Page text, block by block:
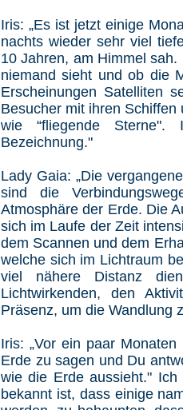
Iris: „Es ist jetzt einige
nachts wieder sehr viel
10 Jahren, am Himmel
niemand sieht und ob die
Erscheinungen Satelliten
Besucher mit ihren
wie “fliegende
Bezeichnung."
Lady Gaia: „Die
sind die
Atmosphäre der Erde. Die
sich im Laufe der Zeit
dem Scannen und dem
welche sich im Lichtraum
viel nähere Distanz
Lichtwirkenden, den
Präsenz, um die Wandlung
Iris: „Vor ein paar
Erde zu sagen und Du
wie die Erde aussieht."
bekannt ist, dass einige